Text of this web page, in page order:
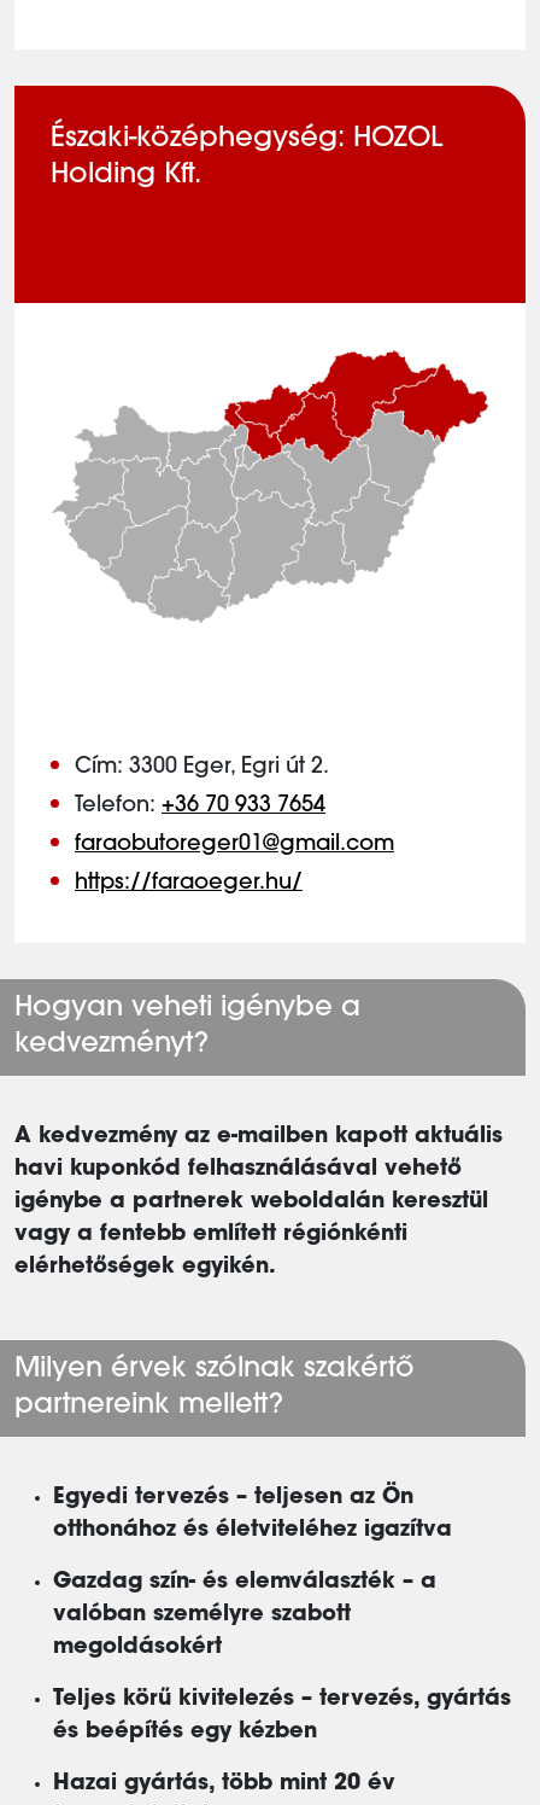
Északi-középhegység: HOZOL
Holding Kft.
Cím: 3300 Eger, Egri út 2.
Telefon: +36 70 933 7654
faraobutoreger01@gmail.com
https://faraoeger.hu/
Hogyan veheti igénybe a
kedvezményt?
A kedvezmény az e-mailben kapott aktuális
havi kuponkód felhasználásával vehető
igénybe a partnerek weboldalán keresztül
vagy a fentebb említett régiónkénti
elérhetőségek egyikén.
Milyen érvek szólnak szakértő
partnereink mellett?
Egyedi tervezés – teljesen az Ön
otthonához és életviteléhez igazítva
Gazdag szín- és elemválaszték – a
valóban személyre szabott
megoldásokért
Teljes körű kivitelezés – tervezés, gyártás
és beépítés egy kézben
Hazai gyártás, több mint 20 év